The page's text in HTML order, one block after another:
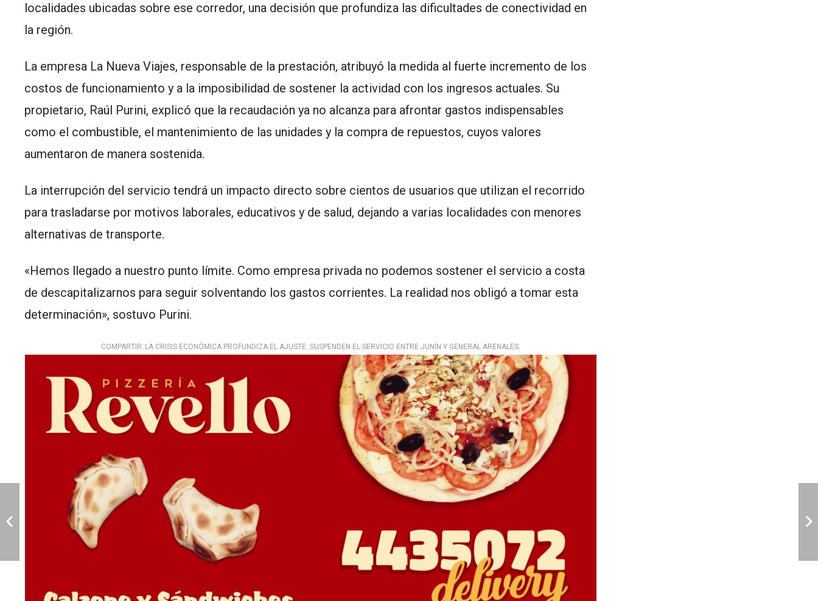
localidades ubicadas sobre ese corredor, una decisión que profundiza las dificultades de conectividad en
la región.
La empresa La Nueva Viajes, responsable de la prestación, atribuyó la medida al fuerte incremento de los
costos de funcionamiento y a la imposibilidad de sostener la actividad con los ingresos actuales. Su
propietario, Raúl Purini, explicó que la recaudación ya no alcanza para afrontar gastos indispensables
como el combustible, el mantenimiento de las unidades y la compra de repuestos, cuyos valores
aumentaron de manera sostenida.
La interrupción del servicio tendrá un impacto directo sobre cientos de usuarios que utilizan el recorrido
para trasladarse por motivos laborales, educativos y de salud, dejando a varias localidades con menores
alternativas de transporte.
«Hemos llegado a nuestro punto límite. Como empresa privada no podemos sostener el servicio a costa
de descapitalizarnos para seguir solventando los gastos corrientes. La realidad nos obligó a tomar esta
determinación», sostuvo Purini.
COMPARTIR: LA CRISIS ECONÓMICA PROFUNDIZA EL AJUSTE: SUSPENDEN EL SERVICIO ENTRE JUNÍN Y GENERAL ARENALES.